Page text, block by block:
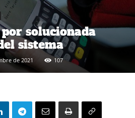
solucionada
sistema
de 2021 107